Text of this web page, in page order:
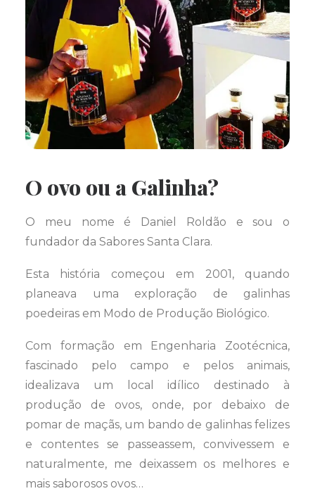
O ovo ou a Galinha?
O meu nome é Daniel Roldão e sou o
fundador da Sabores Santa Clara.
Esta história começou em 2001, quando
planeava uma exploração de galinhas
poedeiras em Modo de Produção Biológico.
Com formação em Engenharia Zootécnica,
fascinado pelo campo e pelos animais,
idealizava um local idílico destinado à
produção de ovos, onde, por debaixo de
pomar de maçãs, um bando de galinhas felizes
e contentes se passeassem, convivessem e
naturalmente, me deixassem os melhores e
mais saborosos ovos…